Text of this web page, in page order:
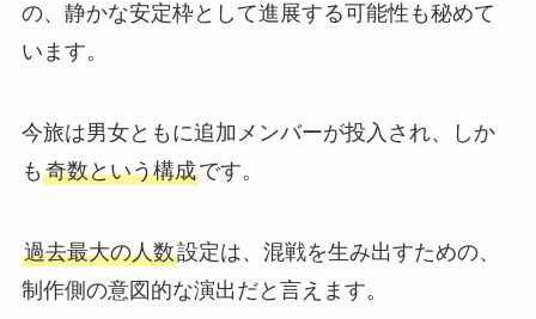
の、静かな安定枠として進展する可能性も秘めて
います。
今旅は男女ともに追加メンバーが投入され、しか
も 奇数という構成です。
過去最大の人数設定は、混戦を生み出すための、
制作側の意図的な演出だと言えます。